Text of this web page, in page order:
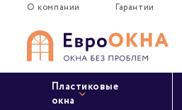
content
О компании Гарантии
Пластиковые
окна